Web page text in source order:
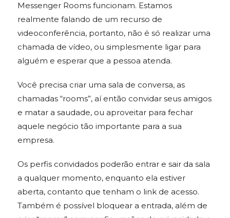
Messenger Rooms funcionam. Estamos
realmente falando de um recurso de
videoconferência, portanto, não é só realizar uma
chamada de vídeo, ou simplesmente ligar para
alguém e esperar que a pessoa atenda.
Você precisa criar uma sala de conversa, as
chamadas “rooms”, aí então convidar seus amigos
e matar a saudade, ou aproveitar para fechar
aquele negócio tão importante para a sua
empresa.
Os perfis convidados poderão entrar e sair da sala
a qualquer momento, enquanto ela estiver
aberta, contanto que tenham o link de acesso.
Também é possível bloquear a entrada, além de